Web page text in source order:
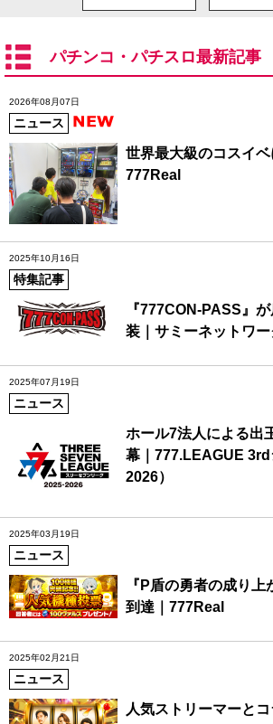
パチンコ・パチスロ最新記事
2026年08月07日
ニュース
世界最大級のコスイベ
777Real
2025年10月16日
特集記事
『777CON-PASS』
装｜サミーネットワー
2025年07月19日
ニュース
ホール7法人による出
幕｜777.LEAGUE
2026）
2025年03月19日
ニュース
『P盾の勇者の成り
到達｜777Real
2025年02月21日
ニュース
人気ストリーマーとコ